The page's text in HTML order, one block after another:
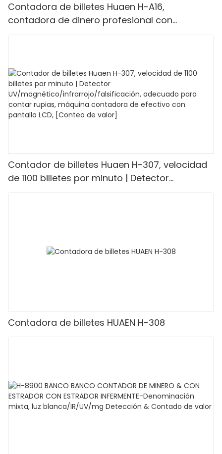
Contadora de billetes Huaen H-A16,
contadora de dinero profesional con
detección UV/MG/IR/DD, capacidad para
restaurantes.
Contador de billetes Huaen H-307, velocidad
de 1100 billetes por minuto | Detector
UV/magnético/infrarrojo/falsificación,
Contadora de billetes HUAEN H-308